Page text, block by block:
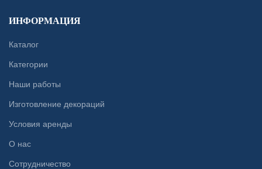
ИНФОРМАЦИЯ
Каталог
Категории
Наши работы
Изготовление декораций
Условия аренды
О нас
Сотрудничество